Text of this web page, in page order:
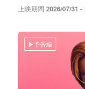
上映期間 2026/07/31 -
予告編